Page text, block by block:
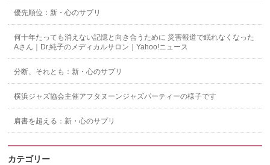
優先順位：新・心のサプリ
何十年たっても消えない記憶と向き合うために 災害報道で眠れなくなった
Aさん｜Dr.純子のメディカルサロン｜Yahoo!ニュース
分断、それとも：新・心のサプリ
横浜ジャズ協会主催アフタヌーンジャズパーティーの様子です
肩書を超える：新・心のサプリ
カテゴリー